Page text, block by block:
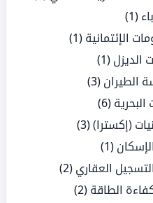
(1)
الإئتمانية (1)
الديزل (1)
الطيران (3)
البحرية (6)
(إكسترا)(3)
(1)
العقاري (2)
الطاقة (2)